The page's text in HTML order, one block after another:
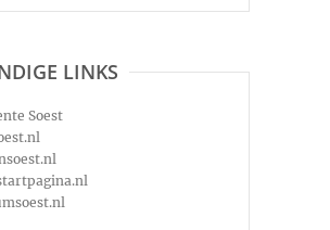
LINKS
Soest